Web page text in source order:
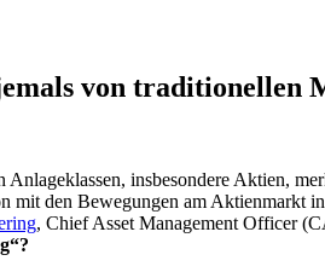
von traditionellen
Anlageklassen, insbesondere Aktien,
mit den Bewegungen am Aktienmarkt
, Chief Asset Management Officer